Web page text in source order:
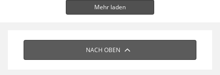
Mehr laden
NACH OBEN